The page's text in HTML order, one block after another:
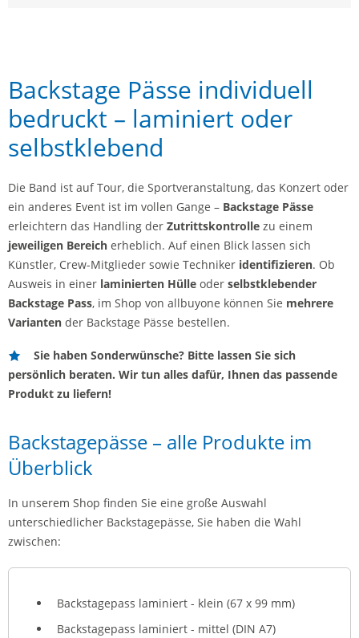
Backstage Pässe individuell
bedruckt – laminiert oder
selbstklebend
Die Band ist auf Tour, die Sportveranstaltung, das Konzert oder
ein anderes Event ist im vollen Gange – Backstage Pässe
erleichtern das Handling der Zutrittskontrolle zu einem
jeweiligen Bereich erheblich. Auf einen Blick lassen sich
Künstler, Crew-Mitglieder sowie Techniker identifizieren. Ob
Ausweis in einer laminierten Hülle oder selbstklebender
Backstage Pass, im Shop von allbuyone können Sie mehrere
Varianten der Backstage Pässe bestellen.
Sie haben Sonderwünsche? Bitte lassen Sie sich
persönlich beraten. Wir tun alles dafür, Ihnen das passende
Produkt zu liefern!
Backstagepässe – alle Produkte im
Überblick
In unserem Shop finden Sie eine große Auswahl
unterschiedlicher Backstagepässe, Sie haben die Wahl
zwischen:
Backstagepass laminiert - klein (67 x 99 mm)
Backstagepass laminiert - mittel (DIN A7)